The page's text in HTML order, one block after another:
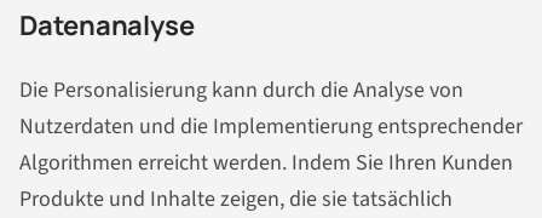
Datenanalyse
Die Personalisierung kann durch die Analyse von
Nutzerdaten und die Implementierung entsprechender
Algorithmen erreicht werden. Indem Sie Ihren Kunden
Produkte und Inhalte zeigen, die sie tatsächlich